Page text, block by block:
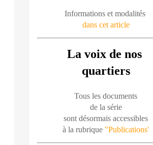
Informations et modalités
dans cet article
La voix de nos
quartiers
Tous les documents
de la série
sont désormais accessibles
à la rubrique "Publications'